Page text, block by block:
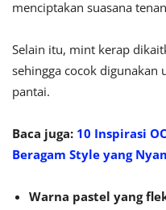
menciptakan suasana
Selain itu, mint kerap
sehingga cocok digunakan
pantai.
Baca juga: 10 Inspirasi
Beragam Style yang
Warna pastel yang